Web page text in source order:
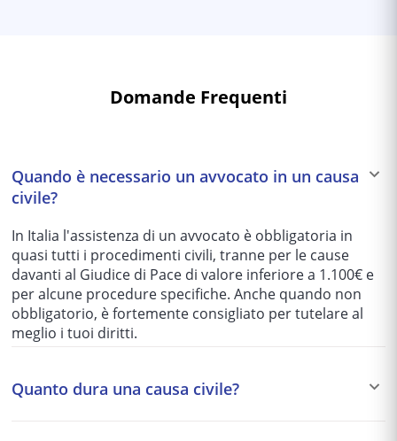
Domande Frequenti
Quando è necessario un avvocato in un causa
civile?
In Italia l'assistenza di un avvocato è obbligatoria in
quasi tutti i procedimenti civili, tranne per le cause
davanti al Giudice di Pace di valore inferiore a 1.100€ e
per alcune procedure specifiche. Anche quando non
obbligatorio, è fortemente consigliato per tutelare al
meglio i tuoi diritti.
Quanto dura una causa civile?